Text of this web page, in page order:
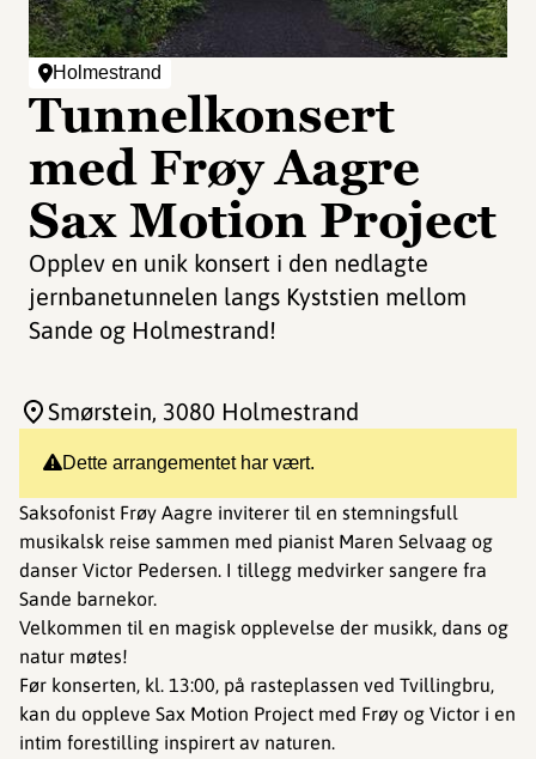
Holmestrand
Tunnelkonsert
med Frøy Aagre
Sax Motion Project
Opplev en unik konsert i den nedlagte
jernbanetunnelen langs Kyststien mellom
Sande og Holmestrand!
Dette arrangementet har vært.
Saksofonist Frøy Aagre inviterer til en stemningsfull
musikalsk reise sammen med pianist Maren Selvaag og
danser Victor Pedersen. I tillegg medvirker sangere fra
Sande barnekor.
Velkommen til en magisk opplevelse der musikk, dans og
natur møtes!
Før konserten, kl. 13:00, på rasteplassen ved Tvillingbru,
kan du oppleve Sax Motion Project med Frøy og Victor i en
intim forestilling inspirert av naturen.
Smørstein, 3080 Holmestrand